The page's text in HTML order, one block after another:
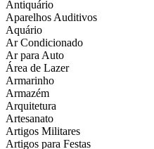
Antiquário
Aparelhos Auditivos
Aquário
Ar Condicionado
Ar para Auto
Área de Lazer
Armarinho
Armazém
Arquitetura
Artesanato
Artigos Militares
Artigos para Festas